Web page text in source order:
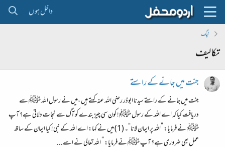
داخل ہوں
ٹیگ
تکالیف
جنت میں جانے کے راستے
جنت میں جانے کے راستے سیدنا ابوذر رضی اللہ عنہ کہتے ہیں ،میں نے رسول اللہ ﷺ سے
دریافت کیا کہ اے اللہ کے رسول ﷺ! کون سی چیز بندے کو آگ سے نجات دلاتی ہے؟ آپ
ﷺ نے فرمایا: ”الله پر ایمان لانا“۔ (1) میں نے کہا: اے الله کے نبی! کیا ایمان کے ساتھ
عمل بھی ضروری ہے؟ آپ ﷺ نے فرمایا: ” الله تعالی نے اسے...